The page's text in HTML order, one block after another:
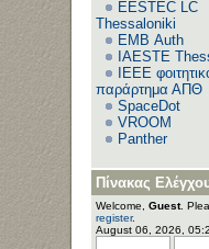
EESTEC LC
Thessaloniki
EΜΒ Auth
IAESTE
IEEE
παράρτημα ΑΠΘ
SpaceDot
VROOM
Panther
Πίνακας
Welcome, Guest.
register.
August 06, 2026,